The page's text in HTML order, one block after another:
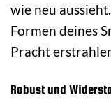
wie neu
Formen deines
Pracht
Robust und